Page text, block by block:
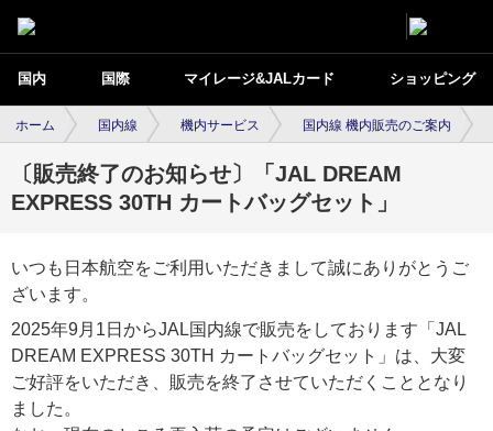
国内 国際 マイレージ&JALカード ショッピング
ホーム 国内線 機内サービス 国内線 機内販売のご案内
〔販売終了のお知らせ〕「JAL DREAM
EXPRESS 30TH カートバッグセット」
いつも日本航空をご利用いただきまして誠にありがとうご
ざいます。
2025年9月1日からJAL国内線で販売をしております「JAL
DREAM EXPRESS 30TH カートバッグセット」は、大変
ご好評をいただき、販売を終了させていただくこととなり
ました。